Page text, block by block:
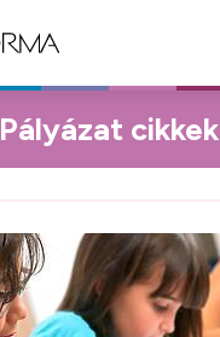
Pályázat cikkek